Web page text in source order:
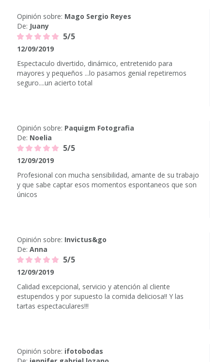
Opinión sobre: Mago Sergio Reyes
De: Juany
5/5
12/09/2019
Espectaculo divertido, dinámico, entretenido para
mayores y pequeños ...lo pasamos genial repetiremos
seguro....un acierto total
Opinión sobre: Paquigm Fotografia
De: Noelia
5/5
12/09/2019
Profesional con mucha sensibilidad, amante de su trabajo
y que sabe captar esos momentos espontaneos que son
únicos
Opinión sobre: Invictus&go
De: Anna
5/5
12/09/2019
Calidad excepcional, servicio y atención al cliente
estupendos y por supuesto la comida deliciosa!! Y las
tartas espectaculares!!!
Opinión sobre: ifotobodas